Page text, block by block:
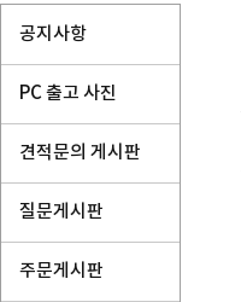
공지사항
PC 출고 사진
견적문의 게시판
질문게시판
주문게시판